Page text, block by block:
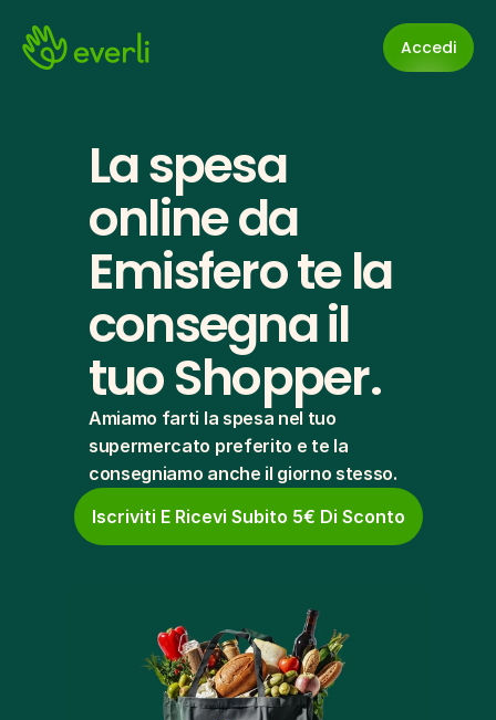
Accedi
La spesa
online da
Emisfero te la
consegna il
tuo Shopper.
Amiamo farti la spesa nel tuo
supermercato preferito e te la
consegniamo anche il giorno stesso.
Iscriviti E Ricevi Subito 5€ Di Sconto